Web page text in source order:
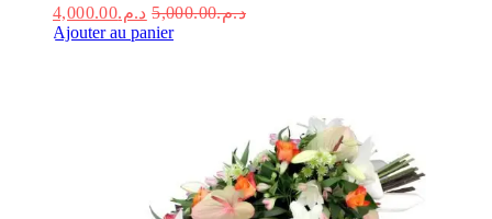
د.م.4,000.00 د.م.5,000.00
Ajouter au panier